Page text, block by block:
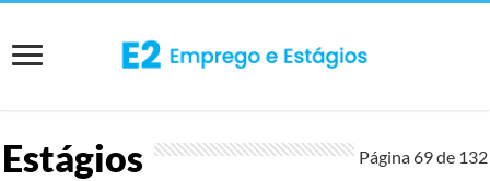
Estágios Página 69 de 132